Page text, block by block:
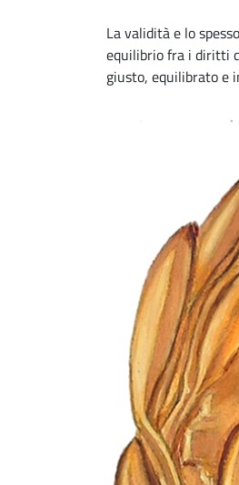
La validità e lo
equilibrio fra i diritti
giusto, equilibrato e